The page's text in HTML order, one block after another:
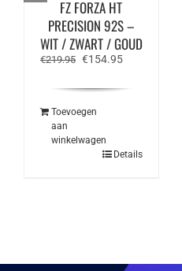
FZ FORZA HT
PRECISION 92S –
WIT / ZWART / GOUD
€219.95 Oorspronkelijke
€154.95Huidige
Toevoegen
aan
winkelwagen
Details